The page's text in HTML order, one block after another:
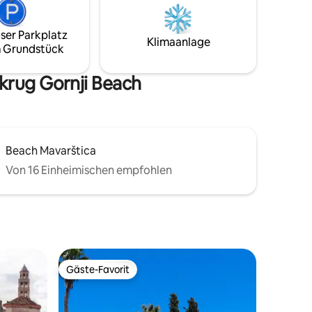
1,7
Entspannung gibt. Besuche die Stadt
Split, die im Sommer viele Möglichkeiten
bietet und verschiedene
Veranstaltungen bietet, die deinen
Parkplatz
Grundstück
Klimaanlage
Gornji Beach
Beach Mavarštica
Von 16 Einheimischen empfohlen
Gäste-Favorit
Gäste-Favorit